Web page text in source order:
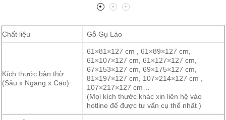
Chất liệu Gỗ Gụ Lào
Kích thước bàn thờ
(Sâu x Ngang x Cao)
61×81×127 cm , 61×89×127 cm,
61×107×127 cm, 61×127×127 cm,
67×153×127 cm, 69×175×127 cm,
81×197×127 cm, 107×214×127 cm ,
107×217×127 cm…
(Mọi kích thước khác xin liên hệ vào
hotline để được tư vấn cụ thể nhất )